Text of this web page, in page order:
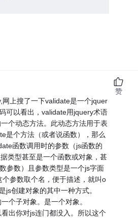
网上搜了一下validate是一个jquer
可以看出，validate用jquery术语
个动态方法。此动态方法用于表
是个方法（或者说函数），那么
函数调用时的参数（js函数的
类型甚至是一个函数或对象，甚
参数）且参数类型是一个js字面
参数取个名，便于描述，就叫o
js创建对象的其中一种方式。
个子对象。是一个对象。
出你对js连门都没入。所以这个
赞